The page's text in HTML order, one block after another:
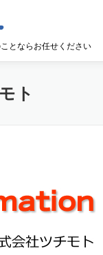
とならお任せください
ト